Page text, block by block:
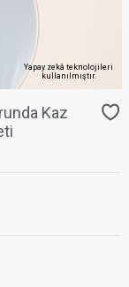
Yapay zekâ teknolojileri
kullanılmıştır.
Kaz